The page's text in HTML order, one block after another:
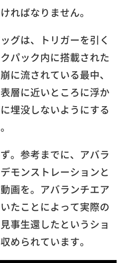
ればなりません。
グは、トリガーを引く
パック内に搭載された
に流されている最中、
層に近いところに浮か
埋没しないようにする
。参考までに、アバラ
モンストレーションと
画を。アバランチエア
たことによって実際の
事生還したというショ
められています。